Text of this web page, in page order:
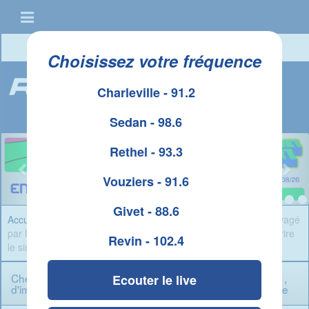
Choisissez votre fréquence
Charleville - 91.2
Sedan - 98.6
Rethel - 93.3
Vouziers - 91.6
Givet - 88.6
Revin - 102.4
Ecouter le live
Accueil Infos Ardennes» Cheveuges : un hangar agricole ravagé
par les flammes , d'importants moyens déployés pour circonscrire
le sinistre
Cheveuges : un hangar agricole ravagé par les flammes ,
d'importants moyens déployés pour circonscrire le sinistre